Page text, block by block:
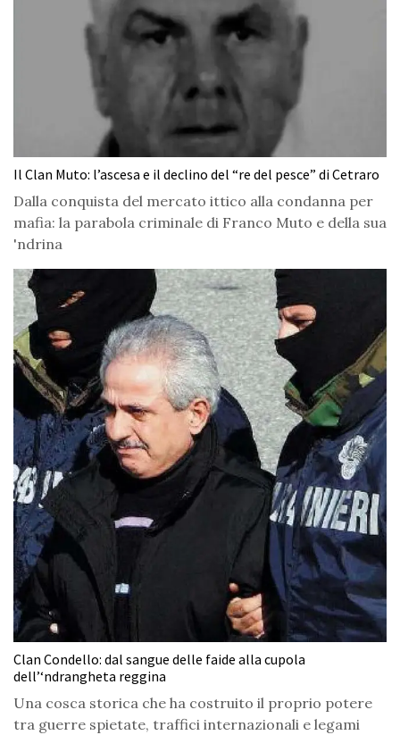
Il Clan Muto: l’ascesa e il declino del “re del pesce” di Cetraro
Dalla conquista del mercato ittico alla condanna per
mafia: la parabola criminale di Franco Muto e della sua
'ndrina
Clan Condello: dal sangue delle faide alla cupola
dell’‘ndrangheta reggina
Una cosca storica che ha costruito il proprio potere
tra guerre spietate, traffici internazionali e legami